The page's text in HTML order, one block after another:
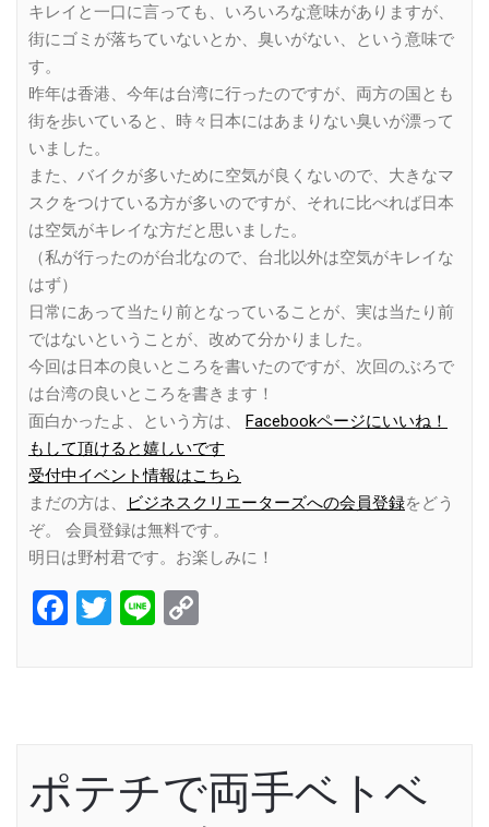
キレイと一口に言っても、いろいろな意味がありますが、
街にゴミが落ちていないとか、臭いがない、という意味で
す。
昨年は香港、今年は台湾に行ったのですが、両方の国とも
街を歩いていると、時々日本にはあまりない臭いが漂って
いました。
また、バイクが多いために空気が良くないので、大きなマ
スクをつけている方が多いのですが、それに比べれば日本
は空気がキレイな方だと思いました。
（私が行ったのが台北なので、台北以外は空気がキレイな
はず）
日常にあって当たり前となっていることが、実は当たり前
ではないということが、改めて分かりました。
今回は日本の良いところを書いたのですが、次回のぶろで
は台湾の良いところを書きます！
面白かったよ、という方は、 Facebookページにいいね！
もして頂けると嬉しいです
受付中イベント情報はこちら
まだの方は、
ビジネスクリエーターズへの会員登録をどう
ぞ。 会員登録は無料です。
明日は野村君です。お楽しみに！
Facebook
Twitter
Line
ポテチで両手ベトベ